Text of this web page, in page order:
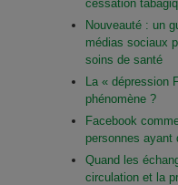
cessation
Nouveauté : un
médias sociaux
soins de santé
La « dépression
phénomène ?
Facebook
personnes ayant
Quand les
circulation et la